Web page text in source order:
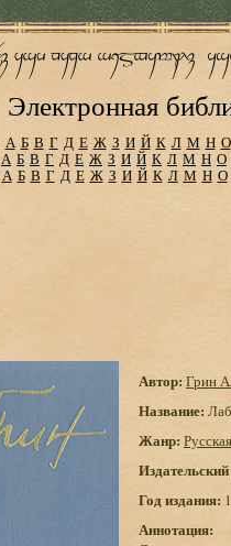
Электронная
А Б В Г Д Е Ж З И Й К Л М Н О
А Б В Г Д Е Ж З И Й К Л М Н О
А Б В Г Д Е Ж З И Й К Л М Н О
Автор: Грин
Название:
Жанр:
Год издания:
Аннотация: